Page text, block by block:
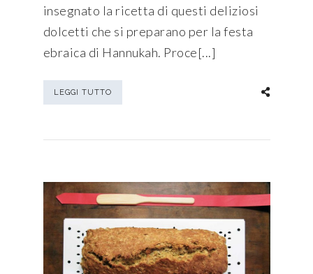
insegnato la ricetta di questi deliziosi
dolcetti che si preparano per la festa
ebraica di Hannukah. Proce[...]
LEGGI TUTTO